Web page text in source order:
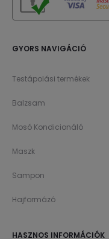
GYORS NAVIGÁCIÓ
Testápolási termékek
Balzsam
Mosó Kondicionáló
Maszk
Sampon
Hajformázó
HASZNOS INFORMÁCIÓK